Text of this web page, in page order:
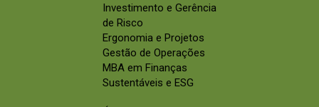
Investimento e Gerência
de Risco
Ergonomia e Projetos
Gestão de Operações
MBA em Finanças
Sustentáveis e ESG